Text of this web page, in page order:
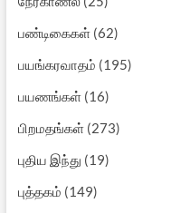
பண்டிகைகள்(62)
பயங்கரவாதம் (195)
பயணங்கள்(16)
பிறமதங்கள்(273)
புதிய இந்து (19)
புத்தகம் (149)